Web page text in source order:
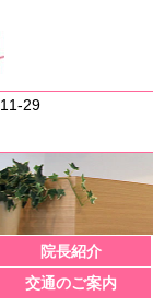
29
院長紹介
交通のご案内